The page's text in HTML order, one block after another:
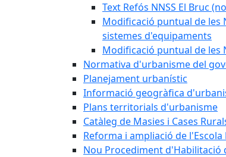
Text Refós NNSS El Bruc
Modificació puntual de les
sistemes d'equipaments
Modificació puntual de les
Normativa d'urbanisme del
Planejament urbanístic
Informació geogràfica
Plans territorials d'urbanisme
Catàleg de Masies i Cases
Reforma i ampliació de l'Escola
Nou Procediment d'Habilitació